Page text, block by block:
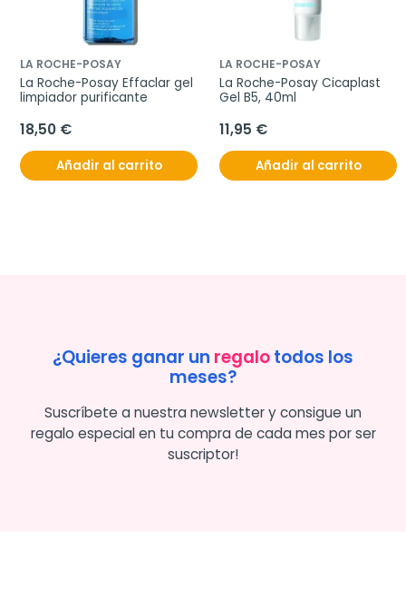
LA ROCHE-POSAY
La Roche-Posay Effaclar gel
limpiador purificante
18,50 €
Añadir al carrito
LA ROCHE-POSAY
La Roche-Posay Cicaplast
Gel B5, 40ml
11,95 €
Añadir al carrito
¿Quieres ganar un regalotodos los
meses?
Suscríbete a nuestra newsletter y consigue un
regalo especial en tu compra de cada mes por ser
suscriptor!